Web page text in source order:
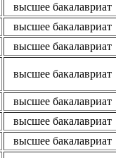
высшее бакалавриат
высшее бакалавриат
высшее бакалавриат
высшее бакалавриат
высшее бакалавриат
высшее бакалавриат
высшее бакалавриат